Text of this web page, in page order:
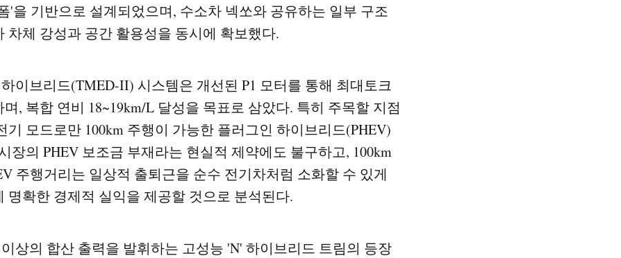
'을 기반으로 설계되었으며, 수소차 넥쏘와 공유하는 일부 구조
차체 강성과 공간 활용성을 동시에 확보했다.
이브리드(TMED-II) 시스템은 개선된 P1 모터를 통해 최대토크
며, 복합 연비 18~19km/L 달성을 목표로 삼았다. 특히 주목할 지점
기 모드로만 100km 주행이 가능한 플러그인 하이브리드(PHEV)
장의 PHEV 보조금 부재라는 현실적 제약에도 불구하고, 100km
주행거리는 일상적 출퇴근을 순수 전기차처럼 소화할 수 있게
명확한 경제적 실익을 제공할 것으로 분석된다.
상의 합산 출력을 발휘하는 고성능 'N' 하이브리드 트림의 등장